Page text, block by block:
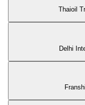
Thaioil
Delhi